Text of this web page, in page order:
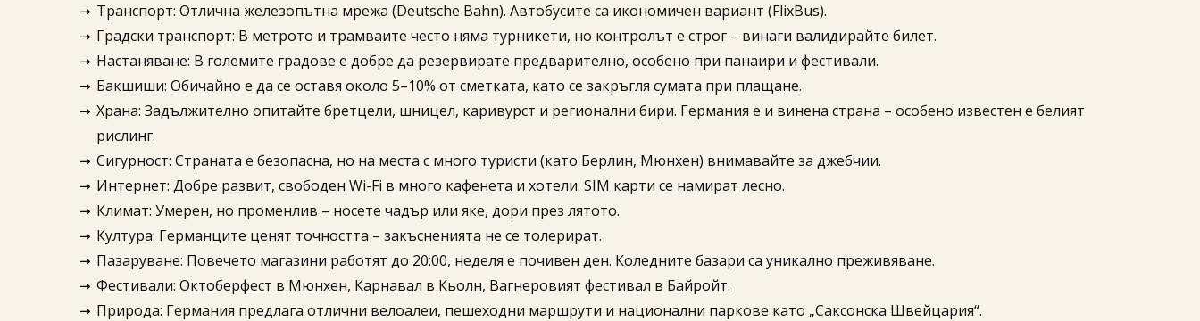
Транспорт: Отлична железопътна мрежа (Deutsche Bahn). Автобусите са икономичен вариант (FlixBus).
Градски транспорт: В метрото и трамваите често няма турникети, но контролът е строг – винаги валидирайте билет.
Настаняване: В големите градове е добре да резервирате предварително, особено при панаири и фестивали.
Бакшиши: Обичайно е да се оставя около 5–10% от сметката, като се закръгля сумата при плащане.
Храна: Задължително опитайте бретцели, шницел, каривурст и регионални бири. Германия е и винена страна – особено известен е белият
рислинг.
Сигурност: Страната е безопасна, но на места с много туристи (като Берлин, Мюнхен) внимавайте за джебчии.
Интернет: Добре развит, свободен Wi-Fi в много кафенета и хотели. SIM карти се намират лесно.
Климат: Умерен, но променлив – носете чадър или яке, дори през лятото.
Култура: Германците ценят точността – закъсненията не се толерират.
Пазаруване: Повечето магазини работят до 20:00, неделя е почивен ден. Коледните базари са уникално преживяване.
Фестивали: Октоберфест в Мюнхен, Карнавал в Кьолн, Вагнеровият фестивал в Байройт.
Природа: Германия предлага отлични велоалеи, пешеходни маршрути и национални паркове като „Саксонска Швейцария“.